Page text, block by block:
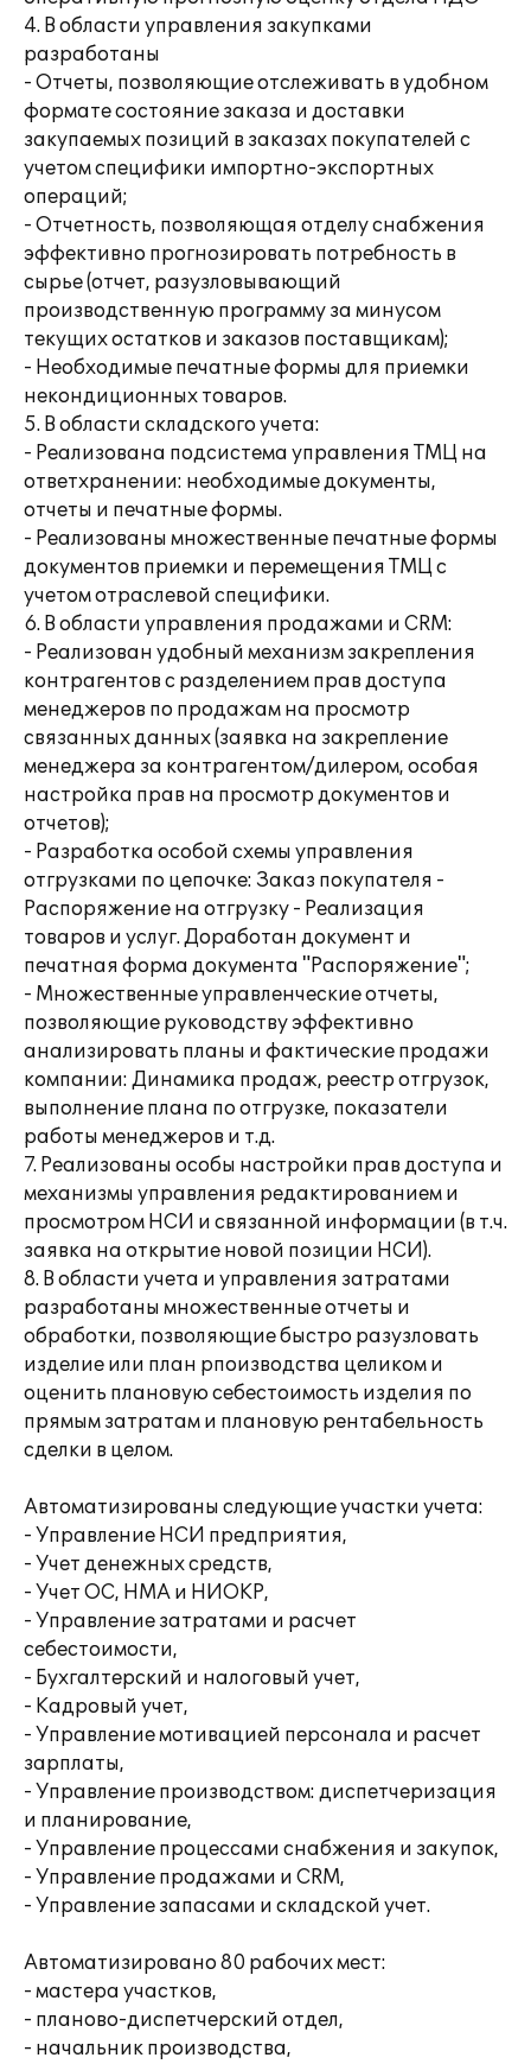
4. В области управления закупками
разработаны
- Отчеты, позволяющие отслеживать в удобном
формате состояние заказа и доставки
закупаемых позиций в заказах покупателей с
учетом специфики импортно-экспортных
операций;
- Отчетность, позволяющая отделу снабжения
эффективно прогнозировать потребность в
сырье (отчет, разузловывающий
производственную программу за минусом
текущих остатков и заказов поставщикам);
- Необходимые печатные формы для приемки
некондиционных товаров.
5. В области складского учета:
- Реализована подсистема управления ТМЦ на
ответхранении: необходимые документы,
отчеты и печатные формы.
- Реализованы множественные печатные формы
документов приемки и перемещения ТМЦ с
учетом отраслевой специфики.
6. В области управления продажами и CRM:
- Реализован удобный механизм закрепления
контрагентов с разделением прав доступа
менеджеров по продажам на просмотр
связанных данных (заявка на закрепление
менеджера за контрагентом/дилером, особая
настройка прав на просмотр документов и
отчетов);
- Разработка особой схемы управления
отгрузками по цепочке: Заказ покупателя -
Распоряжение на отгрузку - Реализация
товаров и услуг. Доработан документ и
печатная форма документа "Распоряжение";
- Множественные управленческие отчеты,
позволяющие руководству эффективно
анализировать планы и фактические продажи
компании: Динамика продаж, реестр отгрузок,
выполнение плана по отгрузке, показатели
работы менеджеров и т.д.
7. Реализованы особы настройки прав доступа и
механизмы управления редактированием и
просмотром НСИ и связанной информации (в т.ч.
заявка на открытие новой позиции НСИ).
8. В области учета и управления затратами
разработаны множественные отчеты и
обработки, позволяющие быстро разузловать
изделие или план рпоизводства целиком и
оценить плановую себестоимость изделия по
прямым затратам и плановую рентабельность
сделки в целом.
Автоматизированы следующие участки учета:
- Управление НСИ предприятия,
- Учет денежных средств,
- Учет ОС, НМА и НИОКР,
- Управление затратами и расчет
себестоимости,
- Бухгалтерский и налоговый учет,
- Кадровый учет,
- Управление мотивацией персонала и расчет
зарплаты,
- Управление производством: диспетчеризация
и планирование,
- Управление процессами снабжения и закупок,
- Управление продажами и CRM,
- Управление запасами и складской учет.
Автоматизировано 80 рабочих мест:
- мастера участков,
- планово-диспетчерский отдел,
- начальник производства,